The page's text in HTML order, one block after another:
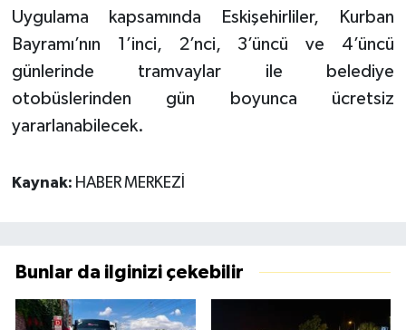
Uygulama kapsamında Eskişehirliler, Kurban
Bayramı’nın 1’inci, 2’nci, 3’üncü ve 4’üncü
günlerinde tramvaylar ile belediye
otobüslerinden gün boyunca ücretsiz
yararlanabilecek.
Kaynak: HABER MERKEZİ
Bunlar da ilginizi çekebilir